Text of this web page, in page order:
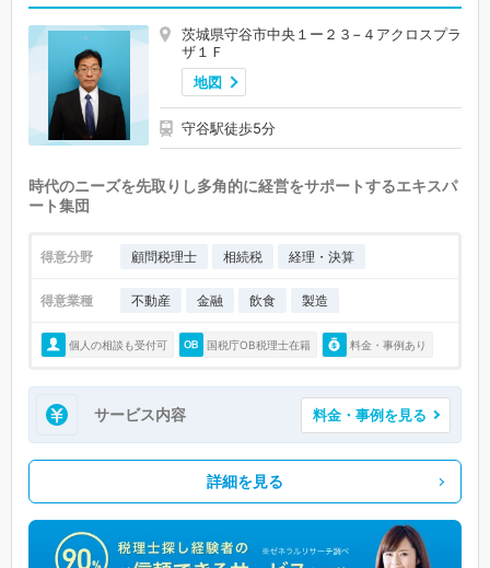
茨城県守谷市中央１ー２３−４アクロスプラ
ザ１Ｆ
地図
守谷駅徒歩5分
時代のニーズを先取りし多角的に経営をサポートするエキスパ
ート集団
得意分野 顧問税理士 相続税 経理・決算
得意業種 不動産 金融 飲食 製造
個人の相談も受付可 国税庁OB税理士在籍 料金・事例あり
サービス内容 料金・事例を見る
詳細を見る